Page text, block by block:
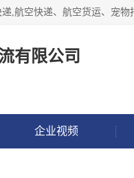
有限公司
企业视频